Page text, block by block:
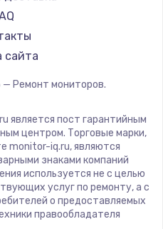
Army
сайта
— Ремонт мониторов.
является пост гарантийным
центром. Торговые марки,
monitor-iq.ru, являются
знаками компаний
используется не с целью
услуг по ремонту, а с
о предоставляемых
правообладателя